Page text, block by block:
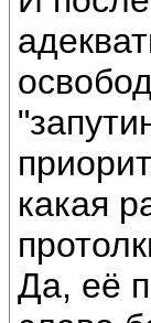
какая
Да, её